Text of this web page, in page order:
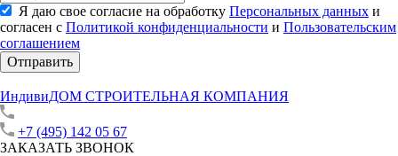
Я даю свое согласие на обработку Персональных данных и
согласен с Политикой конфиденциальности и Пользовательским
соглашением
Отправить
ИндивиДОМ СТРОИТЕЛЬНАЯ КОМПАНИЯ
+7 (495) 142 05 67
ЗАКАЗАТЬ ЗВОНОК